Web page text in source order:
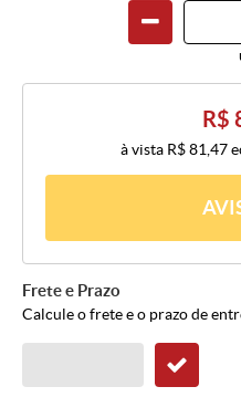
R$
à vista R$ 81,47
Frete e Prazo
Calcule o frete e o prazo de